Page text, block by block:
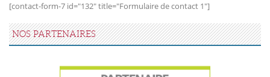
[contact-form-7 id="132" title="Formulaire de contact 1"]
NOS PARTENAIRES